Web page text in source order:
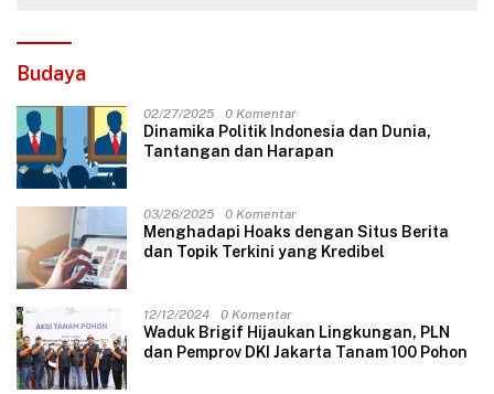
Budaya
02/27/2025 0 Komentar
Dinamika Politik Indonesia dan Dunia,
Tantangan dan Harapan
03/26/2025 0 Komentar
Menghadapi Hoaks dengan Situs Berita
dan Topik Terkini yang Kredibel
12/12/2024 0 Komentar
Waduk Brigif Hijaukan Lingkungan, PLN
dan Pemprov DKI Jakarta Tanam 100 Pohon